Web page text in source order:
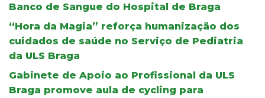
Banco de Sangue do Hospital de Braga
“Hora da Magia” reforça humanização dos
cuidados de saúde no Serviço de Pediatria
da ULS Braga
Gabinete de Apoio ao Profissional da ULS
Braga promove aula de cycling para